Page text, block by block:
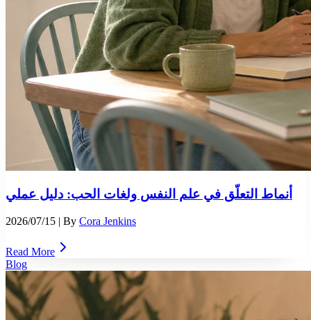
أنماط التعلّق في علم النفس ولغات الحب: دليل عملي
2026/07/15 | By Cora Jenkins
Read More
Blog